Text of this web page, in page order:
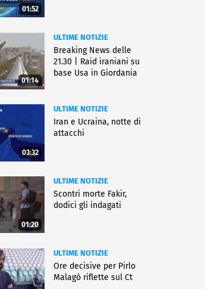
01:52
01:14
ULTIME NOTIZIE
Breaking News delle
21.30 | Raid iraniani su
base Usa in Giordania
03:32
ULTIME NOTIZIE
Iran e Ucraina, notte di
attacchi
01:20
ULTIME NOTIZIE
Scontri morte Fakir,
dodici gli indagati
ULTIME NOTIZIE
Ore decisive per Pirlo
Malagò riflette sul Ct